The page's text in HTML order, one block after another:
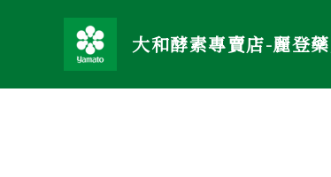
要
大和酵素專賣店-麗登